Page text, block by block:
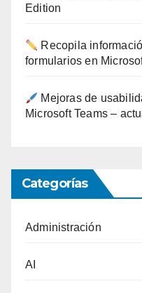
Edition
Recopila
formularios en
Mejoras de
Microsoft Teams –
Categorías
Administración
AI